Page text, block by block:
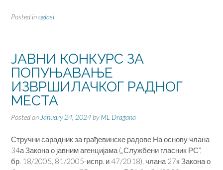
Posted inoglasi
ЈАВНИ КОНКУРС ЗА
ПОПУЊАВАЊЕ
ИЗВРШИЛАЧКОГ РАДНОГ
МЕСТА
Posted on January 24, 2024 byML Dragana
Стручни сарадник за грађевинске радове На основу члана
34а Закона о јавним агенцијама („Службени гласник РС“,
бр. 18/2005, 81/2005-испр. и 47/2018), члана 27к Закона о